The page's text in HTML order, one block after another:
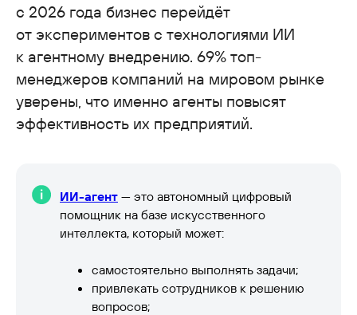
с 2026 года бизнес перейдёт
от экспериментов с технологиями ИИ
к агентному внедрению. 69% топ-
менеджеров компаний на мировом рынке
уверены, что именно агенты повысят
эффективность их предприятий.
ИИ-агент — это автономный цифровый
помощник на базе искусственного
интеллекта, который может:
самостоятельно выполнять задачи;
привлекать сотрудников к решению
вопросов;